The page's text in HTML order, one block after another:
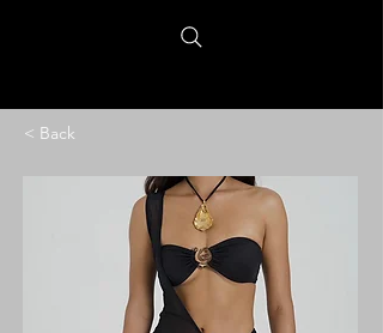
< Back